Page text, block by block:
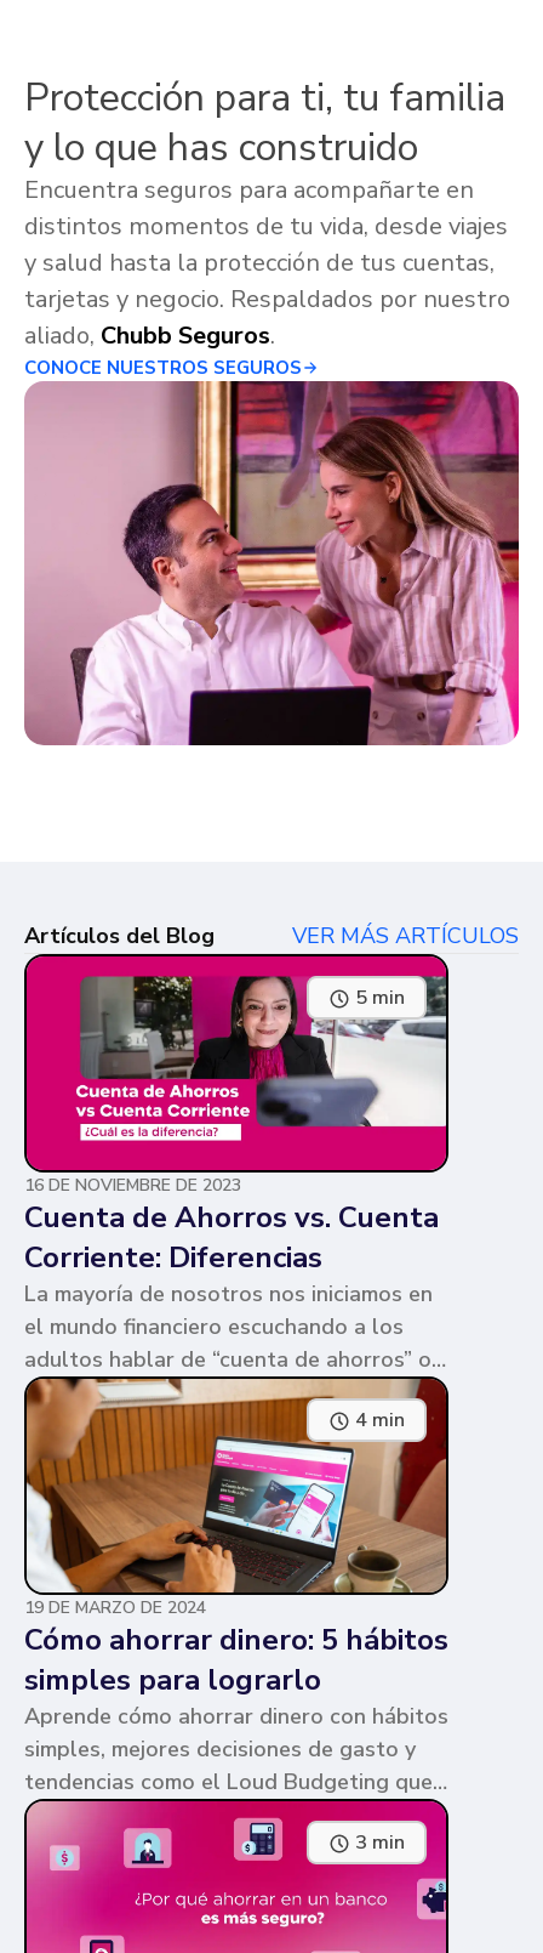
Protección para ti, tu familia
y lo que has construido
Encuentra seguros para acompañarte en
distintos momentos de tu vida, desde viajes
y salud hasta la protección de tus cuentas,
tarjetas y negocio. Respaldados por nuestro
aliado, Chubb Seguros.
CONOCE NUESTROS SEGUROS
Artículos del Blog VER MÁS ARTÍCULOS
5 min
16 DE NOVIEMBRE DE 2023
Cuenta de Ahorros vs. Cuenta
Corriente: Diferencias
La mayoría de nosotros nos iniciamos en
el mundo financiero escuchando a los
adultos hablar de “cuenta de ahorros” o
“cuenta corriente”. Ambas cuentas
parecen similares y puede ser confuso,
pero te contamos en qué consiste cada
una y sus diferencias.
4 min
19 DE MARZO DE 2024
Cómo ahorrar dinero: 5 hábitos
simples para lograrlo
Aprende cómo ahorrar dinero con hábitos
simples, mejores decisiones de gasto y
tendencias como el Loud Budgeting que
pueden ayudarte a cumplir tus metas.
3 min